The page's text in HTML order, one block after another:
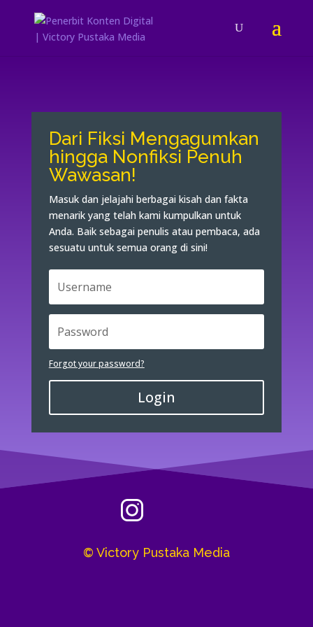
Dari Fiksi Mengagumkan
hingga Nonfiksi Penuh
Wawasan!
Masuk dan jelajahi berbagai kisah dan fakta
menarik yang telah kami kumpulkan untuk
Anda. Baik sebagai penulis atau pembaca, ada
sesuatu untuk semua orang di sini!
Forgot your password?
Login
© Victory Pustaka Media